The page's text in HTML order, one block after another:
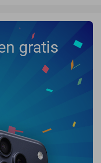
gratis